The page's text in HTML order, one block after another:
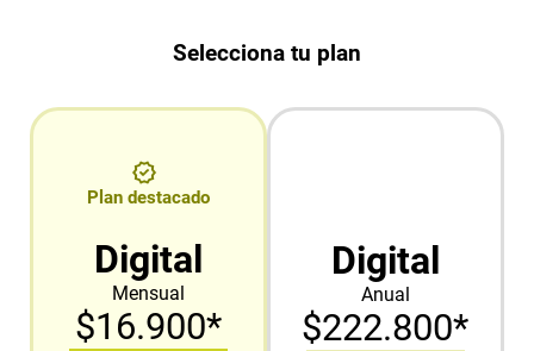
Selecciona tu plan
Plan destacado
Digital
Mensual
$16.900*
Digital
Anual
$222.800*